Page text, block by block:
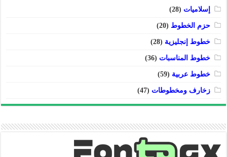
إسلاميات (28)
حزم الخطوط (20)
خطوط إنجليزية (28)
خطوط المناسبات (36)
خطوط عربية (59)
زخارف ومخطوطات (47)